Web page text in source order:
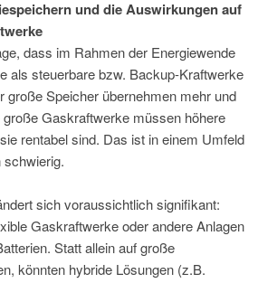
und die Auswirkungen auf
dass im Rahmen der Energiewende
als steuerbare bzw. Backup-Kraftwerke
große Speicher übernehmen mehr und
Gaskraftwerke müssen höhere
rentabel sind. Das ist in einem Umfeld
schwierig.
sich voraussichtlich signifikant:
Gaskraftwerke oder andere Anlagen
Statt allein auf große
könnten hybride Lösungen (z.B.